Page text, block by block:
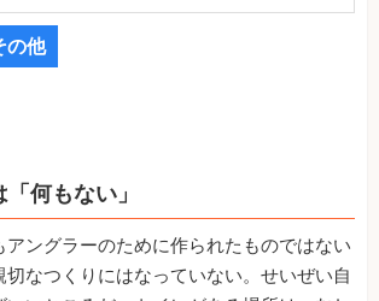
の他
何もない」
アングラーのために作られたものではない
なつくりにはなっていない。せいぜい自